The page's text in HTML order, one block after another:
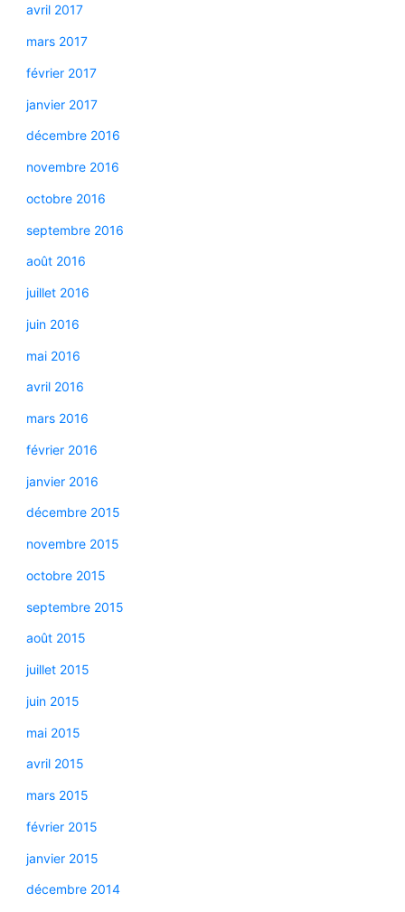
avril 2017
mars 2017
février 2017
janvier 2017
décembre 2016
novembre 2016
octobre 2016
septembre 2016
août 2016
juillet 2016
juin 2016
mai 2016
avril 2016
mars 2016
février 2016
janvier 2016
décembre 2015
novembre 2015
octobre 2015
septembre 2015
août 2015
juillet 2015
juin 2015
mai 2015
avril 2015
mars 2015
février 2015
janvier 2015
décembre 2014